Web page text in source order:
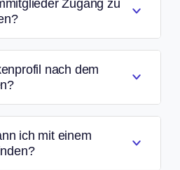
Zugang zu
nach dem
ich mit einem